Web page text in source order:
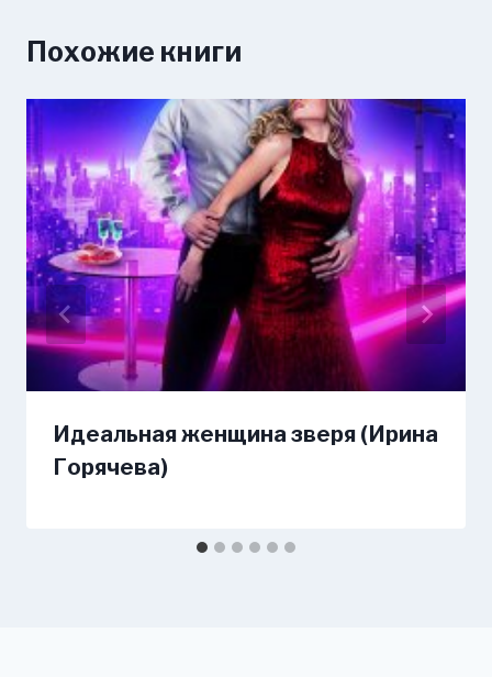
Похожие книги
Идеальная женщина зверя (Ирина
Горячева)